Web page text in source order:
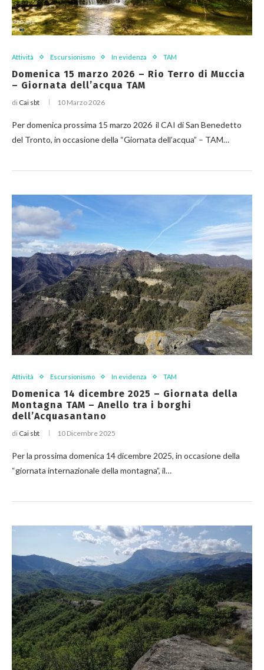
Attività Escursionismo In evidenza TAM
Domenica 15 marzo 2026 – Rio Terro di Muccia
– Giornata dell’acqua TAM
di Cai sbt 10 Marzo 2026
Per domenica prossima 15 marzo 2026 il CAI di San Benedetto
del Tronto, in occasione della “Giornata dell’acqua” – TAM…
Attività Escursionismo In evidenza TAM
Domenica 14 dicembre 2025 – Giornata della
Montagna TAM – Anello tra i borghi
dell’Acquasantano
di Cai sbt 10 Dicembre 2025
Per la prossima domenica 14 dicembre 2025, in occasione della
“giornata internazionale della montagna”, il…